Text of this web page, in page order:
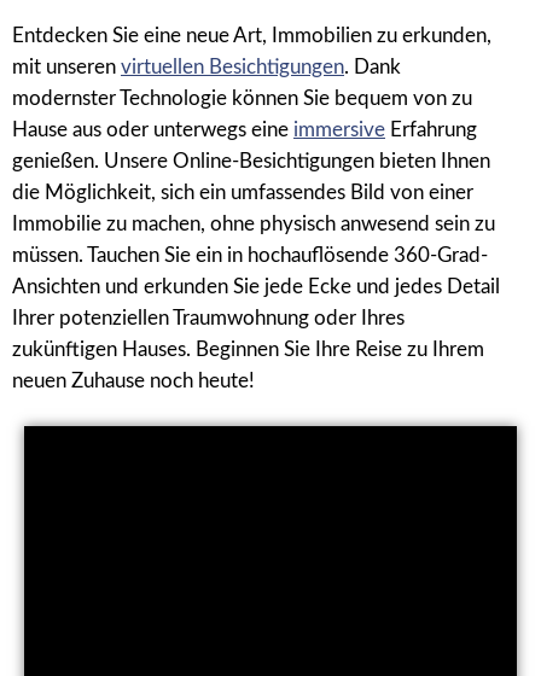
Entdecken Sie eine neue Art, Immobilien zu erkunden,
mit unseren virtuellen Besichtigungen. Dank
modernster Technologie können Sie bequem von zu
Hause aus oder unterwegs eine immersive Erfahrung
genießen. Unsere Online-Besichtigungen bieten Ihnen
die Möglichkeit, sich ein umfassendes Bild von einer
Immobilie zu machen, ohne physisch anwesend sein zu
müssen. Tauchen Sie ein in hochauflösende 360-Grad-
Ansichten und erkunden Sie jede Ecke und jedes Detail
Ihrer potenziellen Traumwohnung oder Ihres
zukünftigen Hauses. Beginnen Sie Ihre Reise zu Ihrem
neuen Zuhause noch heute!